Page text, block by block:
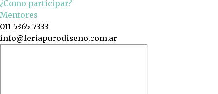
¿Como participar?
Mentores
011 5365-7333
info@feriapurodiseno.com.ar